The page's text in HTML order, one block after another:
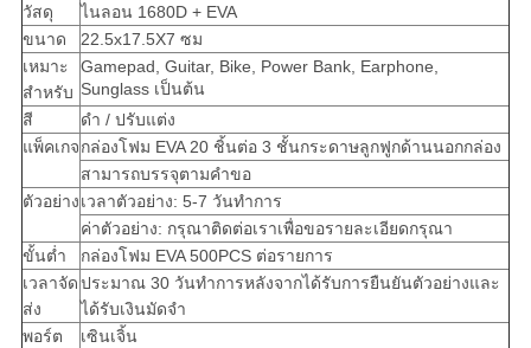
วัสดุ
ไนลอน 1680D + EVA
ขนาด
22.5x17.5X7 ซม
เหมาะ
สำหรับ
Gamepad, Guitar, Bike, Power Bank, Earphone,
Sunglass เป็นต้น
สี
ดำ / ปรับแต่ง
แพ็คเกจกล่องโฟม EVA 20 ชิ้นต่อ 3 ชั้นกระดาษลูกฟูกด้านนอกกล่อง
สามารถบรรจุตามคำขอ
ตัวอย่างเวลาตัวอย่าง: 5-7 วันทำการ
ค่าตัวอย่าง: กรุณาติดต่อเราเพื่อขอรายละเอียดกรุณา
ขั้นต่ำ
กล่องโฟม EVA 500PCS ต่อรายการ
เวลาจัด
ส่ง
ประมาณ 30 วันทำการหลังจากได้รับการยืนยันตัวอย่างและ
ได้รับเงินมัดจำ
พอร์ต
เซินเจิ้น